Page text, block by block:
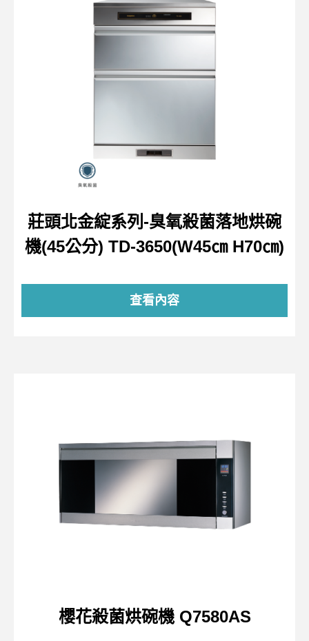
莊頭北金綻系列-臭氧殺菌落地烘碗
機(45公分) TD-3650(W45㎝ H70㎝)
查看內容
櫻花殺菌烘碗機 Q7580AS